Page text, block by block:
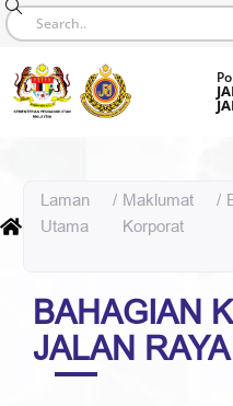
to
content
Laman
Utama
/ Maklumat
Korporat
/
BAHAGIAN
JALAN RAYA